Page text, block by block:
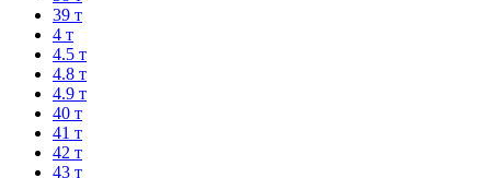
39 т
4 т
4.5 т
4.8 т
4.9 т
40 т
41 т
42 т
43 т